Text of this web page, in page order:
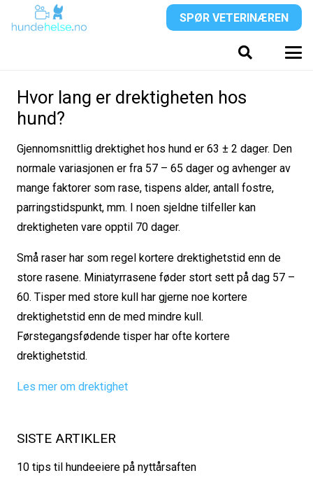
SPØR VETERINÆREN
Hvor lang er drektigheten hos
hund?
Gjennomsnittlig drektighet hos hund er 63 ± 2 dager. Den
normale variasjonen er fra 57 – 65 dager og avhenger av
mange faktorer som rase, tispens alder, antall fostre,
parringstidspunkt, mm. I noen sjeldne tilfeller kan
drektigheten vare opptil 70 dager.
Små raser har som regel kortere drektighetstid enn de
store rasene. Miniatyrrasene føder stort sett på dag 57 –
60. Tisper med store kull har gjerne noe kortere
drektighetstid enn de med mindre kull.
Førstegangsfødende tisper har ofte kortere
drektighetstid.
Les mer om drektighet
SISTE ARTIKLER
10 tips til hundeeiere på nyttårsaften